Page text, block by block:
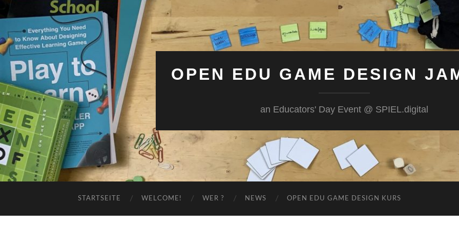
OPEN EDU GAME DESIGN
an Educators' Day Event @ SPIEL.digital
STARTSEITE WELCOME! WER ? NEWS OPEN EDU GAME DESIGN KURS